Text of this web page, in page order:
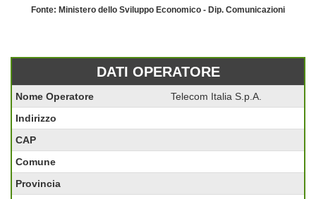
Fonte: Ministero dello Sviluppo Economico - Dip. Comunicazioni
DATI OPERATORE
Nome Operatore
Telecom Italia S.p.A.
Indirizzo
CAP
Comune
Provincia